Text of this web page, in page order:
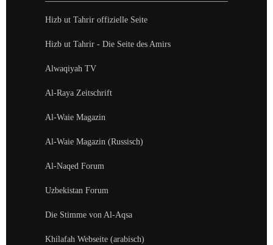
Hizb ut Tahrir offizielle Seite
Hizb ut Tahrir - Die Seite des Amirs
Alwaqiyah TV
Al-Raya Zeitschrift
Al-Waie Magazin
Al-Waie Magazin (Russisch)
Al-Naqed Forum
Uzbekistan Forum
Die Stimme von Al-Aqsa
Khilafah Webseite (arabisch)